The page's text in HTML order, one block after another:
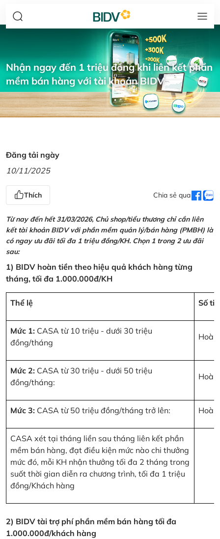
Nhận ngay đến 1 triệu đồng khi liên kết phần
mềm bán hàng với tài khoản BIDV
Đăng tải ngày
10/11/2025
Thích Chia sẻ qua
Từ nay đến hết 31/03/2026, Chủ shop/tiểu thương chỉ cần liên
kết tài khoản BIDV với phần mềm quản lý/bán hàng (PMBH) là
có ngay ưu đãi tối đa 1 triệu đồng/KH. Chọn 1 trong 2 ưu đãi
sau:
1) BIDV hoàn tiền theo hiệu quả khách hàng từng
tháng, tối đa 1.000.000đ/KH
Thể lệ Số
Mức 1: CASA từ 10 triệu - dưới 30 triệu
đồng/tháng
Mức 2: CASA từ 30 triệu - dưới 50 triệu
đồng/tháng:
Mức 3: CASA từ 50 triệu đồng/tháng trở lên:
CASA xét tại tháng liền sau tháng liên kết phần
mềm bán hàng, đạt điều kiện mức nào chi thưởng
mức đó, mỗi KH nhận thưởng tối đa 2 tháng trong
suốt thời gian diễn ra chương trình, tối đa 1 triệu
đồng/Khách hàng
2) BIDV tài trợ phí phần mềm bán hàng tối đa
1.000.000đ/khách hàng